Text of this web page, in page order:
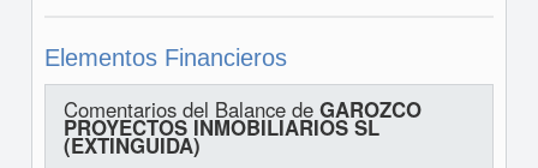
Elementos Financieros
Comentarios del Balance de GAROZCO
PROYECTOS INMOBILIARIOS SL
(EXTINGUIDA)